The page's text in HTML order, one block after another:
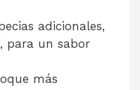
adicionales,
para un sabor
más